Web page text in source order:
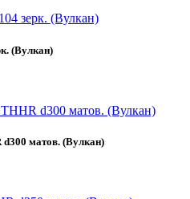
(Вулкан)
матов. (Вулкан)